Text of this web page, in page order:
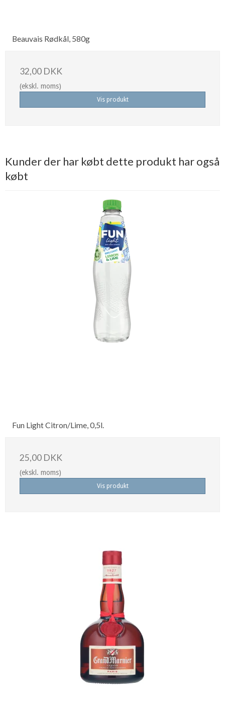
Beauvais Rødkål, 580g
32,00 DKK
(ekskl. moms)
Vis produkt
Kunder der har købt dette produkt har også
købt
Fun Light Citron/Lime, 0,5l.
25,00 DKK
(ekskl. moms)
Vis produkt